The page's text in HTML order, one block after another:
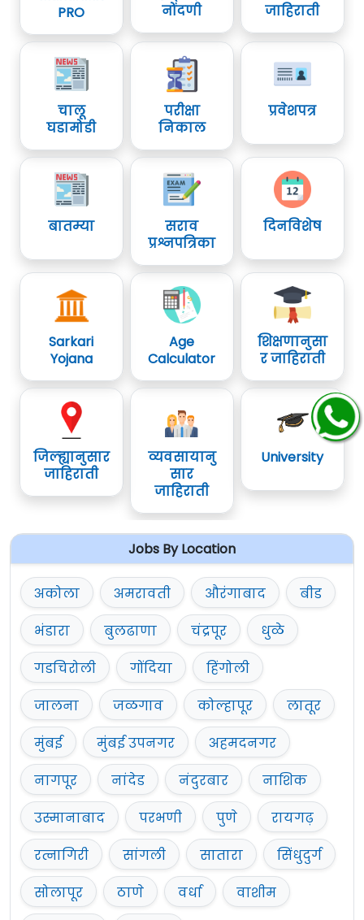
PRO
नोंदणी
जाहिराती
चालू
घडामोडी
परीक्षा
निकाल
प्रवेशपत्र
बातम्या
सराव
प्रश्नपत्रिका
दिनविशेष
Sarkari
Yojana
Age
Calculator
शिक्षणानुसा
र जाहिराती
जिल्ह्यानुसार
जाहिराती
व्यवसायानु
सार
जाहिराती
University
Jobs By Location
अकोला अमरावती औरंगाबाद
बीड
भंडारा
बुलढाणा चंद्रपूर
धुळे
गडचिरोली
गोंदिया
हिंगोली
जालना
जळगाव कोल्हापूर
लातूर
मुंबई
मुंबई उपनगर
अहमदनगर
नागपूर
नांदेड नंदुरबार
नाशिक
उस्मानाबाद
परभणी पुणे
रायगढ़
रत्नागिरी
सांगली सातारा
सिंधुदुर्ग
सोलापूर
ठाणे वर्धा
वाशीम